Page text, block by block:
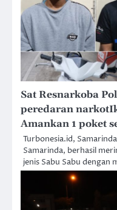
Sat Resnarkoba
peredaran
Amankan 1 poket
Turbonesia.id,
Samarinda, berhasil
jenis Sabu Sabu dengan